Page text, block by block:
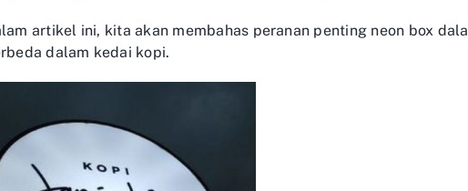
artikel ini, kita akan membahas peranan penting neon box
dalam kedai kopi.